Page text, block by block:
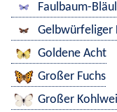
Faulbaum-
Gelbwürfeliger
Goldene Acht
Großer Fuchs
Großer